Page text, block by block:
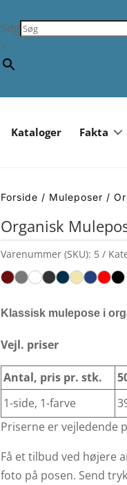
Søg
×
Kataloger Fakta
Forside / Muleposer /
Organisk
Varenummer (SKU): 5
Klassisk mulepose i
Vejl. priser
Antal, pris pr. stk.
1-side, 1-farve
Priserne er vejledende
Få et tilbud ved højere
foto på posen. Send